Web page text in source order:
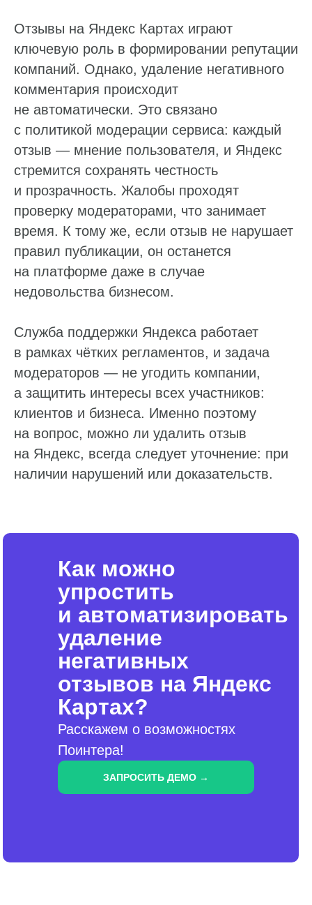
Отзывы на Яндекс Картах играют
ключевую роль в формировании репутации
компаний. Однако, удаление негативного
комментария происходит
не автоматически. Это связано
с политикой модерации сервиса: каждый
отзыв — мнение пользователя, и Яндекс
стремится сохранять честность
и прозрачность. Жалобы проходят
проверку модераторами, что занимает
время. К тому же, если отзыв не нарушает
правил публикации, он останется
на платформе даже в случае
недовольства бизнесом.
Служба поддержки Яндекса работает
в рамках чётких регламентов, и задача
модераторов — не угодить компании,
а защитить интересы всех участников:
клиентов и бизнеса. Именно поэтому
на вопрос, можно ли удалить отзыв
на Яндекс, всегда следует уточнение: при
наличии нарушений или доказательств.
Как можно
упростить
и автоматизировать
удаление
негативных
отзывов на Яндекс
Картах?
Расскажем о возможностях
Поинтера!
ЗАПРОСИТЬ ДЕМО →